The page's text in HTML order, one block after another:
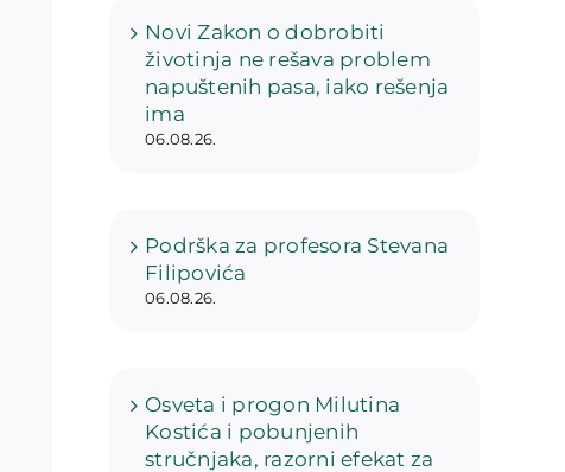
Novi Zakon o dobrobiti
životinja ne rešava problem
napuštenih pasa, iako rešenja
ima
06.08.26.
Podrška za profesora Stevana
Filipovića
06.08.26.
Osveta i progon Milutina
Kostića i pobunjenih
stručnjaka, razorni efekat za